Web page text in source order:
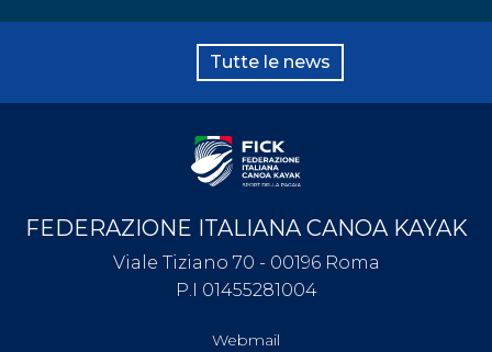
Tutte le news
FEDERAZIONE ITALIANA CANOA KAYAK
Viale Tiziano 70 - 00196 Roma
P.I 01455281004
Webmail